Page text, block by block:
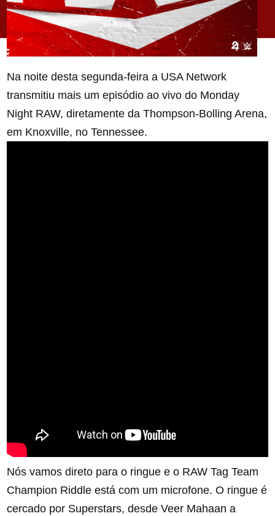
Na noite desta segunda-feira a USA Network
transmitiu mais um episódio ao vivo do Monday
Night RAW, diretamente da Thompson-Bolling Arena,
em Knoxville, no Tennessee.
Nós vamos direto para o ringue e o RAW Tag Team
Champion Riddle está com um microfone. O ringue é
cercado por Superstars, desde Veer Mahaan a